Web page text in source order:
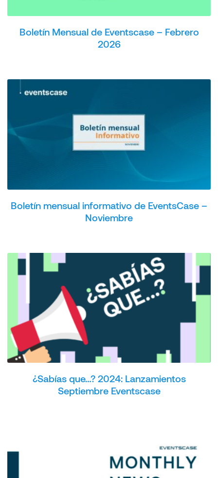
Boletín Mensual de Eventscase – Febrero
2026
Boletín mensual informativo de EventsCase –
Noviembre
¿Sabías que…? 2024: Lanzamientos
Septiembre Eventscase